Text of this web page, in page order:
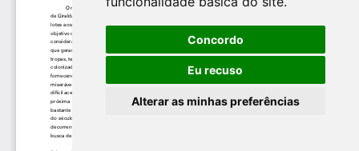
Concordo
Eu recuso
Alterar as minhas preferências